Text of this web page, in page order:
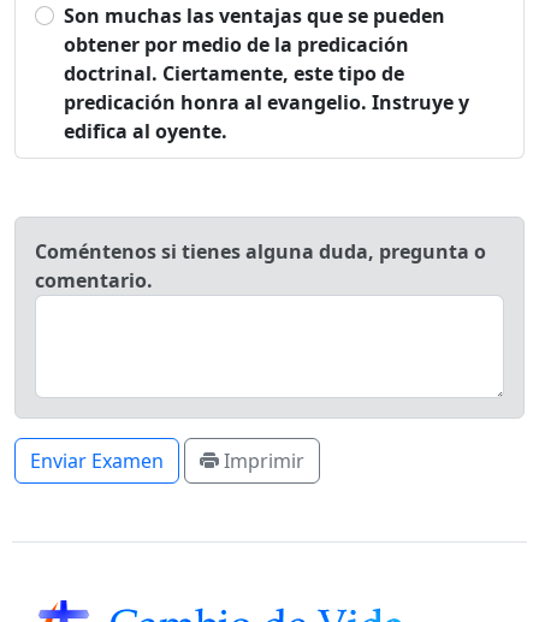
Son muchas las ventajas que se pueden
obtener por medio de la predicación
doctrinal. Ciertamente, este tipo de
predicación honra al evangelio. Instruye y
edifica al oyente.
Coméntenos si tienes alguna duda, pregunta o
comentario.
Enviar Examen Imprimir